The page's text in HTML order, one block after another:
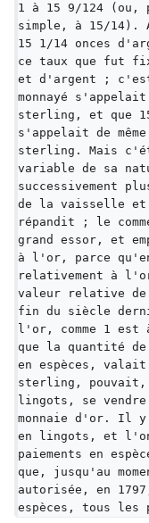
1 à 15 9/124
simple, à 15/14).
15 1/14 onces
ce taux que fut
et d'argent ;
monnayé
sterling, et que 15
s'appelait de
sterling. Mais
variable de sa
successivement
de la vaisselle et
répandit ; le
grand essor, et
à l'or, parce
relativement à
valeur relative
fin du siècle
l'or, comme 1 est
que la quantité
en espèces,
sterling,
lingots, se
monnaie d'or. Il y
en lingots, et
paiements en
que, jusqu'au
autorisée, en
espèces, tous les